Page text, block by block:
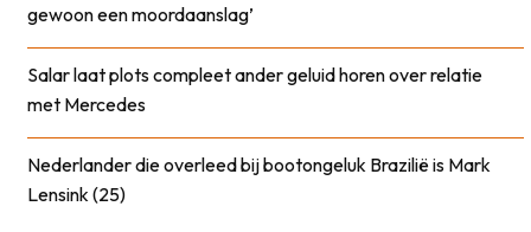
gewoon een moordaanslag’
Salar laat plots compleet ander geluid horen over relatie
met Mercedes
Nederlander die overleed bij bootongeluk Brazilië is Mark
Lensink (25)